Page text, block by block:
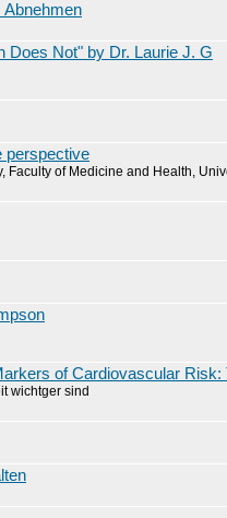
Abnehmen
Does Not" by Dr. Laurie J. G
perspective
of Medicine and Health,
of Cardiovascular Risk:
wichtger sind